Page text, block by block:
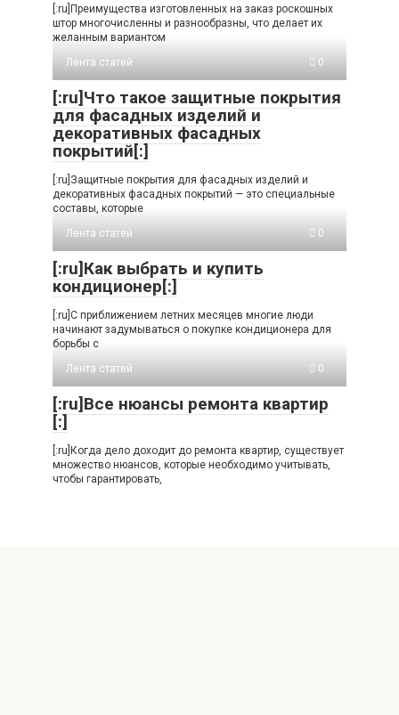
[:ru]Преимущества изготовленных на заказ роскошных
штор многочисленны и разнообразны, что делает их
желанным вариантом
Лента статей
0
[:ru]Что такое защитные покрытия
для фасадных изделий и
декоративных фасадных
покрытий[:]
[:ru]Защитные покрытия для фасадных изделий и
декоративных фасадных покрытий — это специальные
составы, которые
Лента статей
0
[:ru]Как выбрать и купить
кондиционер[:]
[:ru]С приближением летних месяцев многие люди
начинают задумываться о покупке кондиционера для
борьбы с
Лента статей
0
[:ru]Все нюансы ремонта квартир
[:]
[:ru]Когда дело доходит до ремонта квартир, существует
множество нюансов, которые необходимо учитывать,
чтобы гарантировать,